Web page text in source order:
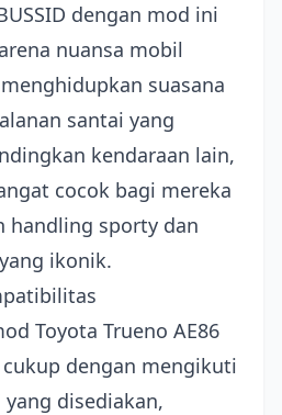
dengan mod ini
nuansa mobil
suasana
santai yang
kendaraan lain,
cocok bagi mereka
handling sporty dan
ikonik.
Toyota Trueno AE86
dengan mengikuti
disediakan,